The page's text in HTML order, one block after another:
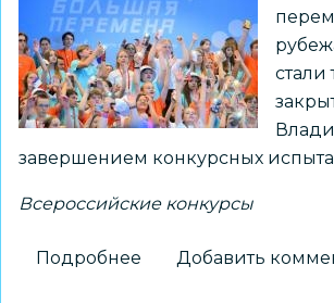
Северном
полюсе
завершением конкурсных
Всероссийские конкурсы
Подробнее Добавить